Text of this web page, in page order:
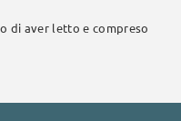
di aver letto e compreso